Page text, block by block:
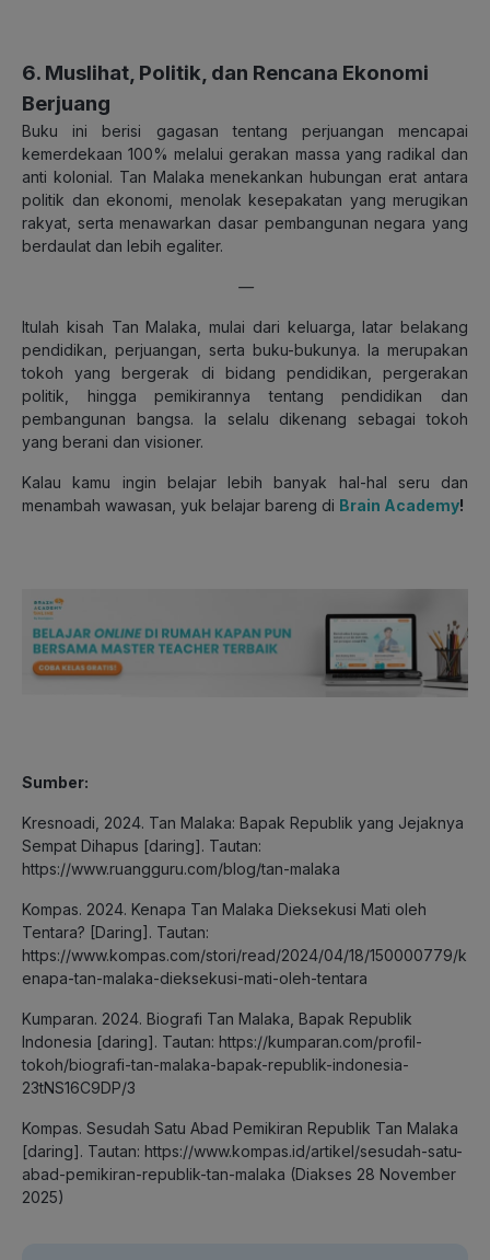
6. Muslihat, Politik, dan Rencana Ekonomi
Berjuang
Buku ini berisi gagasan tentang perjuangan mencapai
kemerdekaan 100% melalui gerakan massa yang radikal dan
anti kolonial. Tan Malaka menekankan hubungan erat antara
politik dan ekonomi, menolak kesepakatan yang merugikan
rakyat, serta menawarkan dasar pembangunan negara yang
berdaulat dan lebih egaliter.
—
Itulah kisah Tan Malaka, mulai dari keluarga, latar belakang
pendidikan, perjuangan, serta buku-bukunya. Ia merupakan
tokoh yang bergerak di bidang pendidikan, pergerakan
politik, hingga pemikirannya tentang pendidikan dan
pembangunan bangsa. Ia selalu dikenang sebagai tokoh
yang berani dan visioner.
Kalau kamu ingin belajar lebih banyak hal-hal seru dan
menambah wawasan, yuk belajar bareng di Brain Academy!
Sumber:
Kresnoadi, 2024. Tan Malaka: Bapak Republik yang Jejaknya
Sempat Dihapus [daring]. Tautan:
https://www.ruangguru.com/blog/tan-malaka
Kompas. 2024. Kenapa Tan Malaka Dieksekusi Mati oleh
Tentara? [Daring]. Tautan:
https://www.kompas.com/stori/read/2024/04/18/150000779/k
enapa-tan-malaka-dieksekusi-mati-oleh-tentara
Kumparan. 2024. Biografi Tan Malaka, Bapak Republik
Indonesia [daring]. Tautan: https://kumparan.com/profil-
tokoh/biografi-tan-malaka-bapak-republik-indonesia-
23tNS16C9DP/3
Kompas. Sesudah Satu Abad Pemikiran Republik Tan Malaka
[daring]. Tautan: https://www.kompas.id/artikel/sesudah-satu-
abad-pemikiran-republik-tan-malaka (Diakses 28 November
2025)